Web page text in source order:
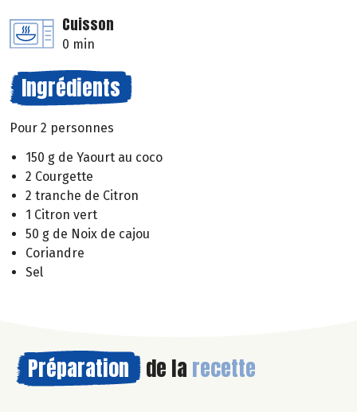
Cuisson
0 min
Ingrédients
Pour 2 personnes
150 g de Yaourt au coco
2 Courgette
2 tranche de Citron
1 Citron vert
50 g de Noix de cajou
Coriandre
Sel
Préparation de la recette